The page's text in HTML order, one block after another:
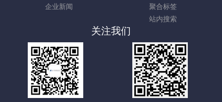
企业新闻
聚合标签
站内搜索
关注我们